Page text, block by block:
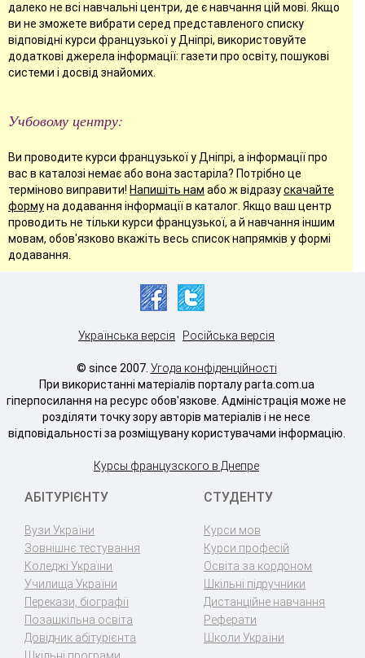
далеко не всі навчальні центри, де є навчання цій мові. Якщо
ви не зможете вибрати серед представленого списку
відповідні курси французької у Дніпрі, використовуйте
додаткові джерела інформації: газети про освіту, пошукові
системи і досвід знайомих.
Учбовому центру:
Ви проводите курси французької у Дніпрі, а інформації про
вас в каталозі немає або вона застаріла? Потрібно це
терміново виправити! Напишіть нам або ж відразускачайте
формуна додавання інформації в каталог. Якщо ваш центр
проводить не тільки курси французької, а й навчання іншим
мовам, обов'язково вкажіть весь список напрямків у формі
додавання.
Українська версія Російська версія
© since 2007. Угода конфіденційності
При використанні матеріалів порталу parta.com.ua
гіперпосилання на ресурс обов'язкове. Адміністрація може не
розділяти точку зору авторів матеріалів і не несе
відповідальності за розміщувану користувачами інформацію.
Курсы французского в Днепре
АБІТУРІЄНТУ
Вузи України
Зовнішнє тестування
Коледжі України
Училища України
Перекази, біографії
Позашкільна освіта
Довідник абітурієнта
Шкільні програми
СТУДЕНТУ
Курси мов
Курси професій
Освіта за кордоном
Шкільні підручники
Дистанційне навчання
Реферати
Школи України